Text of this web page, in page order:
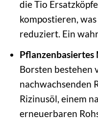
die Tio
kompostieren,
reduziert. Ein
Pflanzenbasiertes
Borsten bestehen
nachwachsenden
Rizinusöl, einem
erneuerbaren